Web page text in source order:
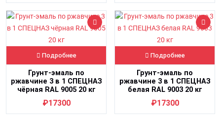
Подробнее
Грунт-эмаль по
ржавчине 3 в 1 СПЕЦНАЗ
чёрная RAL 9005 20 кг
₽17300
Подробнее
Грунт-эмаль по
ржавчине 3 в 1 СПЕЦНАЗ
белая RAL 9003 20 кг
₽17300